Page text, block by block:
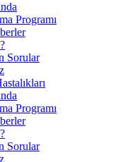
Programı
Sorular
Programı
Sorular